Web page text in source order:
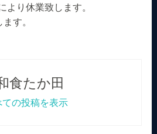
より休業致します。
す。
食たか田
の投稿を表示